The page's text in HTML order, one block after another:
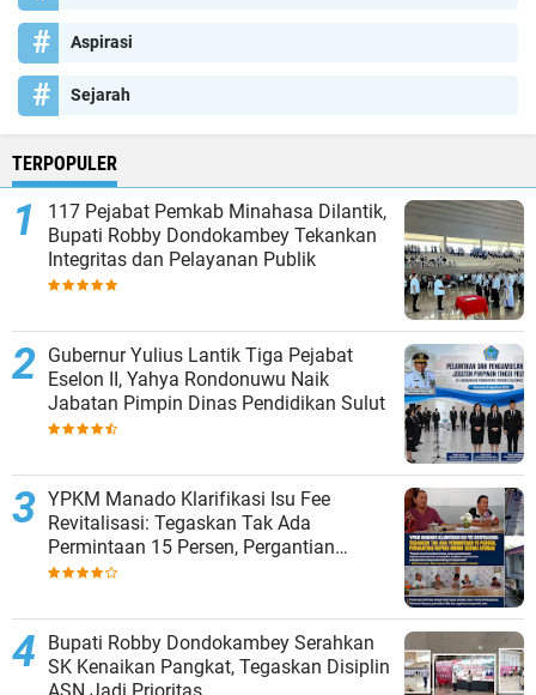
Aspirasi
Sejarah
TERPOPULER
117 Pejabat Pemkab Minahasa Dilantik,
Bupati Robby Dondokambey Tekankan
Integritas dan Pelayanan Publik
Gubernur Yulius Lantik Tiga Pejabat
Eselon II, Yahya Rondonuwu Naik
Jabatan Pimpin Dinas Pendidikan Sulut
YPKM Manado Klarifikasi Isu Fee
Revitalisasi: Tegaskan Tak Ada
Permintaan 15 Persen, Pergantian
Kepsek Murni Sesuai Aturan
Bupati Robby Dondokambey Serahkan
SK Kenaikan Pangkat, Tegaskan Disiplin